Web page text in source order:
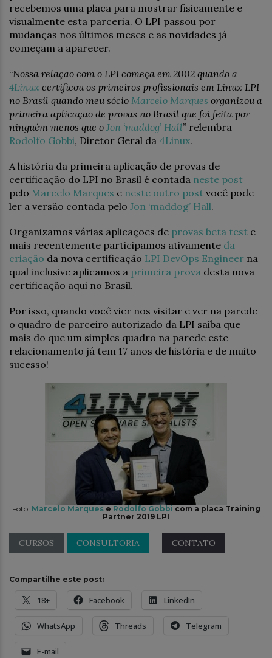
recebemos uma placa para mostrar fisicamente e
visualmente esta parceria. O LPI passou por
mudanças nos últimos meses e as novidades já
começam a aparecer.
“Nossa relação com o LPI começa em 2002 quando a
4Linux certificou os primeiros profissionais em Linux LPI
no Brasil quando meu sócio Marcelo Marques organizou a
primeira aplicação de provas no Brasil que foi feita por
ninguém menos que o Jon ‘maddog’ Hall” relembra
Rodolfo Gobbi, Diretor Geral da 4Linux.
A história da primeira aplicação de provas de
certificação do LPI no Brasil é contada neste post
pelo Marcelo Marques e neste outro post você pode
ler a versão contada pelo Jon ‘maddog’ Hall.
Organizamos várias aplicações de provas beta test e
mais recentemente participamos ativamente da
criação da nova certificação LPI DevOps Engineer na
qual inclusive aplicamos a primeira prova desta nova
certificação aqui no Brasil.
Por isso, quando você vier nos visitar e ver na parede
o quadro de parceiro autorizado da LPI saiba que
mais do que um simples quadro na parede este
relacionamento já tem 17 anos de história e de muito
sucesso!
Foto: Marcelo Marquese Rodolfo Gobbi com a placa Training
Partner 2019 LPI
CURSOS CONSULTORIA CONTATO
Compartilhe este post:
18+ Facebook LinkedIn
WhatsApp Threads Telegram
E-mail